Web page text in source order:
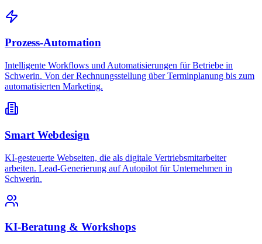
Prozess-Automation
Intelligente Workflows und Automatisierungen für Betriebe in
Schwerin. Von der Rechnungsstellung über Terminplanung bis zum
automatisierten Marketing.
Smart Webdesign
KI-gesteuerte Webseiten, die als digitale Vertriebsmitarbeiter
arbeiten. Lead-Generierung auf Autopilot für Unternehmen in
Schwerin.
KI-Beratung & Workshops